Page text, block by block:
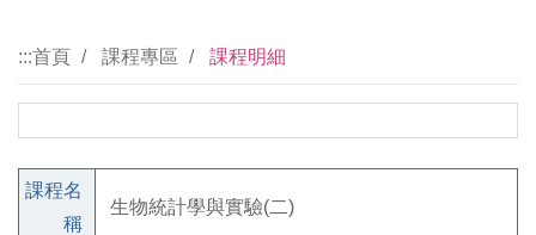
:::首頁 課程專區 課程明細
課程名
稱
生物統計學與實驗(二)